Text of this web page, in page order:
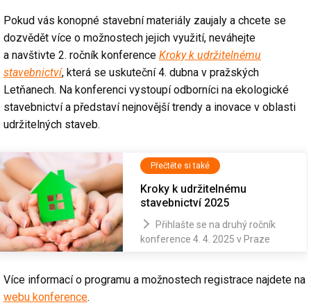
Pokud vás konopné stavební materiály zaujaly a chcete se
dozvědět více o možnostech jejich využití, neváhejte
a navštivte 2. ročník konference Kroky k udržitelnému
stavebnictví, která se uskuteční 4. dubna v pražských
Letňanech. Na konferenci vystoupí odborníci na ekologické
stavebnictví a představí nejnovější trendy a inovace v oblasti
udržitelných staveb.
Přečtěte si také
Kroky k udržitelnému
stavebnictví 2025
Přihlašte se na druhý ročník
konference 4. 4. 2025 v Praze
Více informací o programu a možnostech registrace najdete na
webu konference.